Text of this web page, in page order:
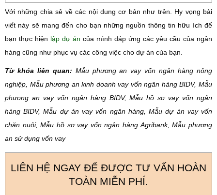
Với những chia sẻ về các nội dung cơ bản như trên. Hy vọng bài
viết này sẽ mang đến cho bạn những nguồn thông tin hữu ích để
bạn thực hiện lập dự án của mình đáp ứng các yêu cầu của ngân
hàng cũng như phục vụ các công việc cho dự án của bạn.
Từ khóa liên quan: Mẫu phương an vay vốn ngân hàng nông
nghiệp, Mẫu phương an kinh doanh vay vốn ngân hàng BIDV, Mẫu
phương an vay vốn ngân hàng BIDV, Mẫu hồ sơ vay vốn ngân
hàng BIDV, Mẫu dự án vay vốn ngân hàng, Mẫu dự án vay vốn
chăn nuôi, Mẫu hồ sơ vay vốn ngân hàng Agribank, Mẫu phương
an sử dụng vốn vay
LIÊN HỆ NGAY ĐỂ ĐƯỢC TƯ VẤN HOÀN
TOÀN MIỄN PHÍ.